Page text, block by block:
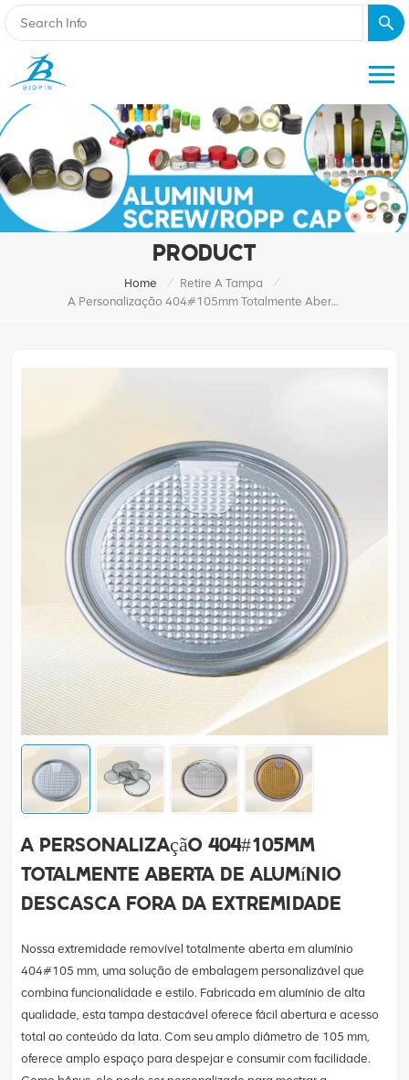
PRODUCT
Home / Retire A Tampa
/
A Personalização 404#105mm Totalmente Aberta De Alumínio Descasca Fora Da Extremidade
A personalização 404#105mm
totalmente aberta de alumínio
descasca fora da extremidade
Nossa extremidade removível totalmente aberta em alumínio
404#105 mm, uma solução de embalagem personalizável que
combina funcionalidade e estilo. Fabricada em alumínio de alta
qualidade, esta tampa destacável oferece fácil abertura e acesso
total ao conteúdo da lata. Com seu amplo diâmetro de 105 mm,
oferece amplo espaço para despejar e consumir com facilidade.